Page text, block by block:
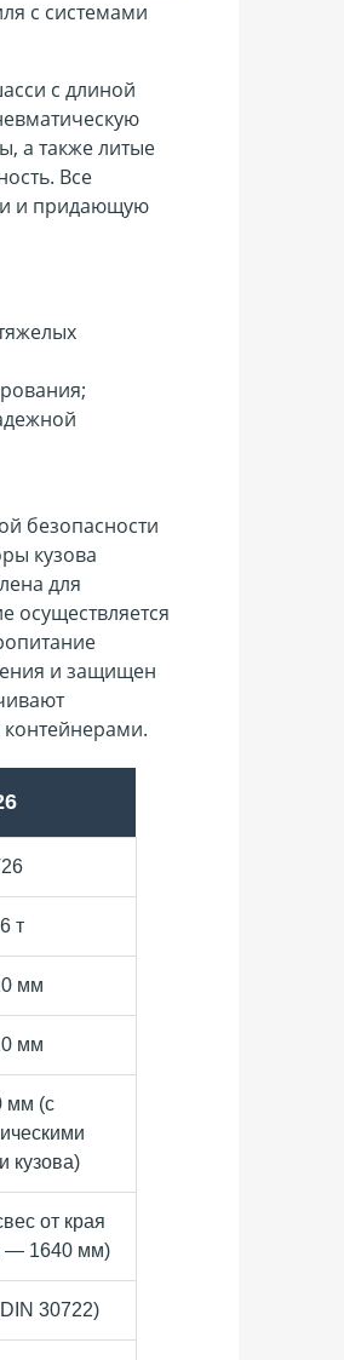
с системами
с длиной
а также литые
Все
и придающую
безопасности
кузова
для
осуществляется
и защищен
т
мм
мм
мм (с
кузова)
от края
— 1640 мм)
30722)